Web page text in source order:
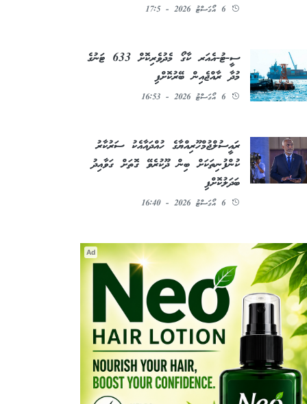
6 އޯގަސްޓު 2026 - 17:5
ސީ-ޓު-އެއަރ ކާގޯ މެދުވެރިކޮށް 633 ޓަނުގެ
މުދާ ރާއްޖެއިން ބޭރުކޮށްފި
6 އޯގަސްޓު 2026 - 16:53
ރައީސުލްޖުމްހޫރިއްޔާގެ ހުއްދައާއެކު ސަރުކާރު
ކުންފުނިތަކަށް ބިން ދޫކުރެވޭ ގޮތަށް ގަވާއިދު
ބަދަލުކޮށްފި
6 އޯގަސްޓު 2026 - 16:40
Ad